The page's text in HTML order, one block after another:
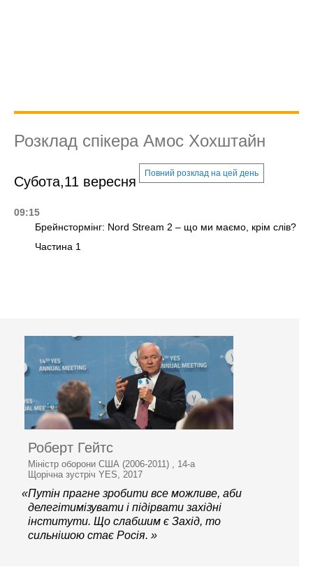
Розклад спікера Амос Хохштайн
Субота,11 вересня
Повний розклад на цей день
09:15
Брейнстормінг: Nord Stream 2 – що ми маємо, крім слів?
Частина 1
Роберт Гейтс
Міністр оборони США (2006-2011) , 14-а
Щорічна зустріч YES, 2017
«Путін прагне зробити все можливе, аби
делегітимізувати і підірвати західні
інститути. Що слабшим є Захід, то
сильнішою стає Росія. »